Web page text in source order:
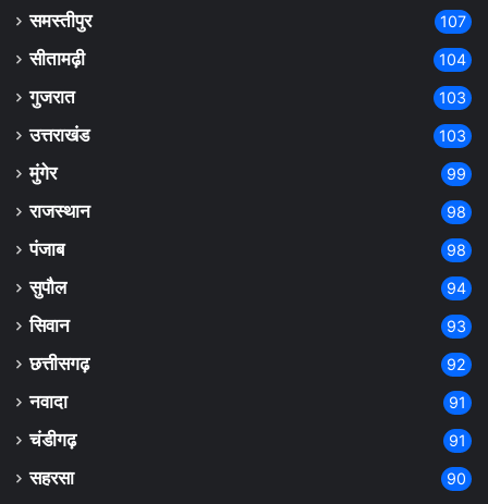
समस्तीपुर 107
सीतामढ़ी 104
गुजरात 103
उत्तराखंड 103
मुंगेर 99
राजस्थान 98
पंजाब 98
सुपौल 94
सिवान 93
छत्तीसगढ़ 92
नवादा 91
चंडीगढ़ 91
सहरसा 90